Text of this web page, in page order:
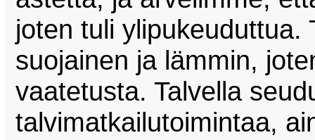
joten tuli ylipukeuduttua.
suojainen ja lämmin,
vaatetusta. Talvella
talvimatkailutoimintaa,